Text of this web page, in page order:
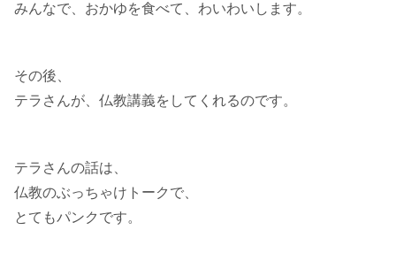
みんなで、おかゆを食べて、わいわいします。
その後、
テラさんが、仏教講義をしてくれるのです。
テラさんの話は、
仏教のぶっちゃけトークで、
とてもパンクです。